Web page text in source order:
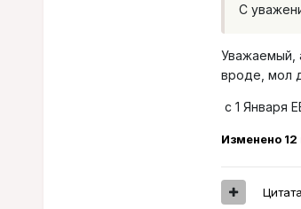
С
Уважаемый,
вроде, мол
с 1 Января
Изменено
Цитата